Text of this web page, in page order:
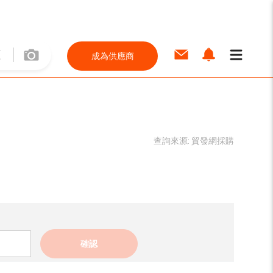
成為供應商
查詢來源: 貿發網採購
確認